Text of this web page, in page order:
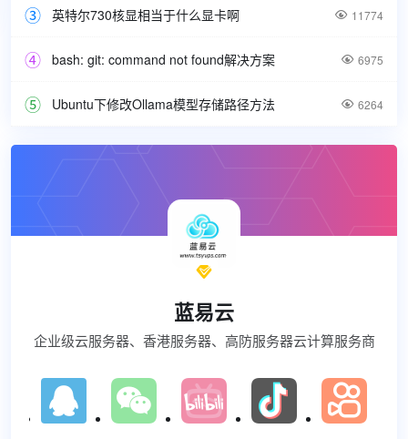
英特尔730核显相当于什么显卡啊  11774
bash: git: command not found解决方案  6975
Ubuntu下修改Ollama模型存储路径方法  6264

蓝易云
企业级云服务器、香港服务器、高防服务器云计算服务商